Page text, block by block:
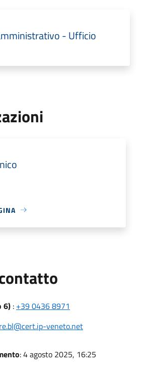
- Ufficio
6) : +39 0436 8971
veneto.net
: 4 agosto 2025, 16:25